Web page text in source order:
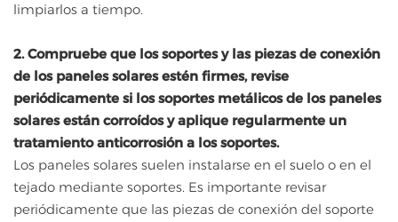
limpiarlos a tiempo.
2. Compruebe que los soportes y las piezas de conexión
de los paneles solares estén firmes, revise
periódicamente si los soportes metálicos de los paneles
solares están corroídos y aplique regularmente un
tratamiento anticorrosión a los soportes.
Los paneles solares suelen instalarse en el suelo o en el
tejado mediante soportes. Es importante revisar
periódicamente que las piezas de conexión del soporte